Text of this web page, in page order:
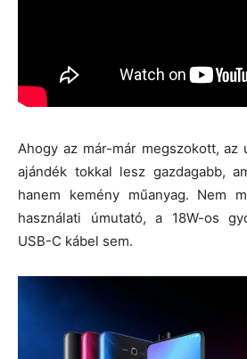
Ahogy az már-már megszokott, az
ajándék tokkal lesz gazdagabb,
hanem kemény műanyag. Nem
használati úmutató, a 18W-os
USB-C kábel sem.